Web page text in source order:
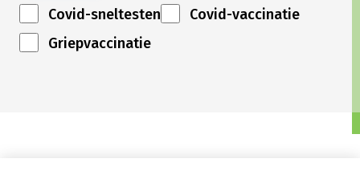
Covid-sneltesten
Covid-vaccinatie
Griepvaccinatie